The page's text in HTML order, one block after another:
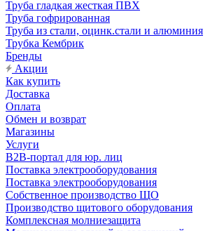
Труба гладкая жесткая ПВХ
Труба гофрированная
Труба из стали, оцинк.стали и алюминия
Трубка Кембрик
Бренды
Акции
Как купить
Доставка
Оплата
Обмен и возврат
Магазины
Услуги
B2B-портал для юр. лиц
Поставка электрооборудования
Поставка электрооборудования
Собственное производство ЩО
Производство щитового оборудования
Комплексная молниезащита